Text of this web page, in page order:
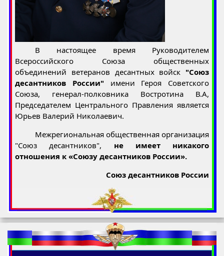
В настоящее время Руководителем
Всероссийского Союза общественных
объединений ветеранов десантных войск "Союз
десантников России" имени Героя Советского
Союза, генерал-полковника Востротина В.А,
Председателем Центрального Правления является
Юрьев Валерий Николаевич.
Межрегиональная общественная организация
"Союз десантников", не имеет никакого
отношения к «Союзу десантников России».
Союз десантников России